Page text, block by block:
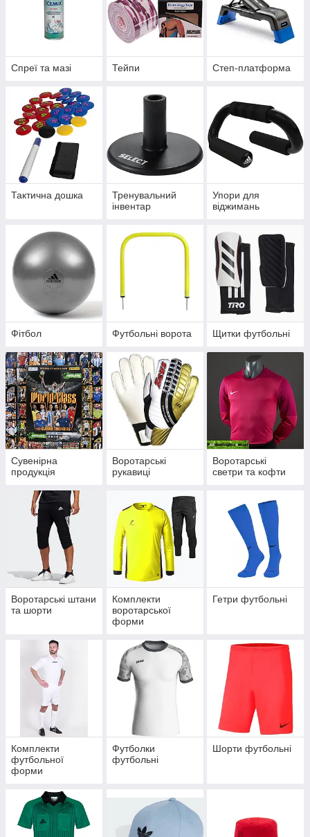
Спреї та мазі Тейпи Степ-платформа
Тактична дошка
Тренувальний
інвентар
Упори для
віджимань
Фітбол Футбольні ворота Щитки футбольні
Сувенірна
продукція
Воротарські
рукавиці
Воротарські
светри та кофти
Воротарські штани
та шорти
Комплекти
воротарської
форми
Гетри футбольні
Комплекти
футбольної
форми
Футболки
футбольні
Шорти футбольні